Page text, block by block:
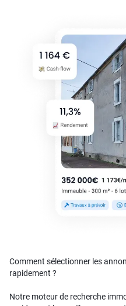
Comment sélectionner les
rapidement ?
Notre moteur de recherche